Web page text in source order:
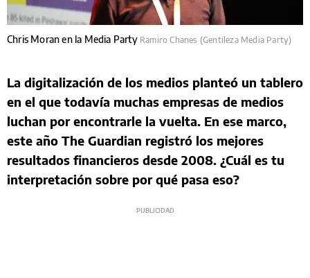
Chris Moran en la Media Party Ramiro Chanes (Gentileza Media Party)
La digitalización de los medios planteó un tablero
en el que todavía muchas empresas de medios
luchan por encontrarle la vuelta. En ese marco,
este año The Guardian registró los mejores
resultados financieros desde 2008. ¿Cuál es tu
interpretación sobre por qué pasa eso?